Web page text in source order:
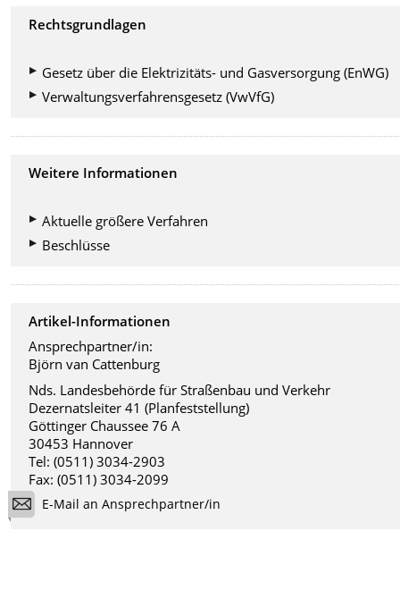
Rechtsgrundlagen
Gesetz über die Elektrizitäts- und Gasversorgung (EnWG)
Verwaltungsverfahrensgesetz (VwVfG)
Weitere Informationen
Aktuelle größere Verfahren
Beschlüsse
Artikel-Informationen
Ansprechpartner/in:
Björn van Cattenburg
Nds. Landesbehörde für Straßenbau und Verkehr
Dezernatsleiter 41 (Planfeststellung)
Göttinger Chaussee 76 A
30453 Hannover
Tel: (0511) 3034-2903
Fax: (0511) 3034-2099
E-Mail an Ansprechpartner/in